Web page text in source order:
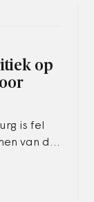
op
is fel
van de